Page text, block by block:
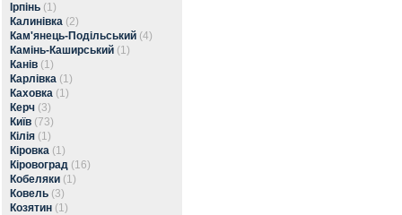
Ірпінь (1)
Калинівка (2)
Кам'янець-Подільський (4)
Камінь-Каширський (1)
Канів (1)
Карлівка (1)
Каховка (1)
Керч (3)
Київ (73)
Кілія (1)
Кіровка (1)
Кіровоград (16)
Кобеляки (1)
Ковель (3)
Козятин (1)